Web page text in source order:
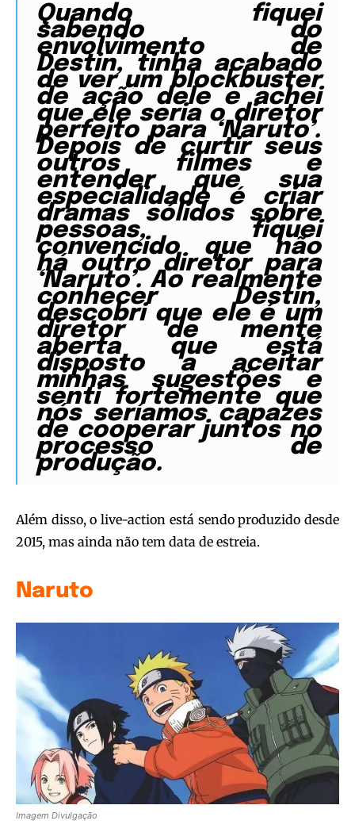
Quando fiquei
sabendo do
envolvimento de
Destin, tinha acabado
de ver um blockbuster
de ação dele e achei
que ele seria o diretor
perfeito para ‘Naruto’.
Depois de curtir seus
outros filmes e
entender que sua
especialidade é criar
dramas sólidos sobre
pessoas, fiquei
convencido que não
há outro diretor para
‘Naruto’. Ao realmente
conhecer Destin,
descobri que ele é um
diretor de mente
aberta que está
disposto a aceitar
minhas sugestões e
senti fortemente que
nós seríamos capazes
de cooperar juntos no
processo de
produção.
Além disso, o live-action está sendo produzido desde
2015, mas ainda não tem data de estreia.
Naruto
Imagem Divulgação